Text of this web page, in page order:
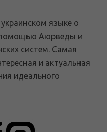
языке о
помощью Аюрведы и
систем. Самая
и актуальная
идеального